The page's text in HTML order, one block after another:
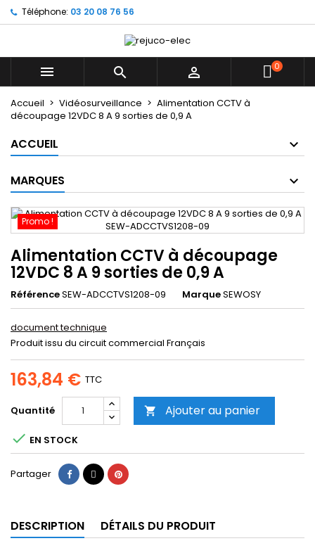
Téléphone: 03 20 08 76 56
   0
Accueil Vidéosurveillance
Alimentation CCTV à
découpage 12VDC 8 A 9 sorties de 0,9 A
ACCUEIL
MARQUES
Promo !
Alimentation CCTV à découpage
12VDC 8 A 9 sorties de 0,9 A
RéférenceSEW-ADCCTVS1208-09 MarqueSEWOSY
document technique
Produit issu du circuit commercial Français
163,84 € TTC
Quantité  Ajouter au panier
 EN STOCK
Partager PartagerTweetPinterest
DESCRIPTION DÉTAILS DU PRODUIT
Mes listes d'envies ×
add_circle_outlineCréer une nouvelle liste
((title)) ×
((label))
Connexion ×
Vous devez être connecté pour ajouter des produits
à votre liste d'envies.
((cancelText))